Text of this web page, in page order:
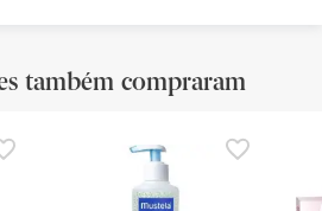
também compraram